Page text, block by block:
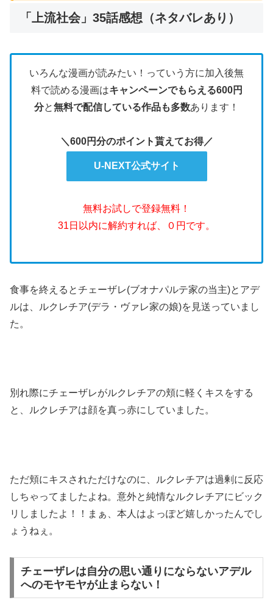
「上流社会」35話感想（ネタバレあり）
いろんな漫画が読みたい！っていう方に加入後無
料で読める漫画はキャンペーンでもらえる600円
分と無料で配信している作品も多数あります！
＼600円分のポイント貰えてお得／
U-NEXT公式サイト
無料お試しで登録無料！
31日以内に解約すれば、０円です。
食事を終えるとチェーザレ(ブオナパルテ家の当主)とアデ
ルは、ルクレチア(デラ・ヴァレ家の娘)を見送っていまし
た。
別れ際にチェーザレがルクレチアの頬に軽くキスをする
と、ルクレチアは顔を真っ赤にしていました。
ただ頬にキスされただけなのに、ルクレチアは過剰に反応
しちゃってましたよね。意外と純情なルクレチアにビック
リしましたよ！！まぁ、本人はよっぽど嬉しかったんでし
ょうねぇ。
チェーザレは自分の思い通りにならないアデル
へのモヤモヤが止まらない！